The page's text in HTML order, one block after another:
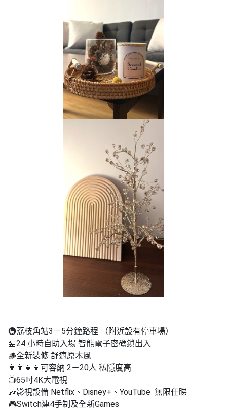
🚇荔枝角站3－5分鐘路程 （附近設有停車場）
🏪24 小時自助入場 智能電子密碼鎖出入
🪵全新裝修 舒適原木風
👨‍👩‍👧‍👦可容納 2－20人 私隱度高
📺65吋4K大電視
🎶影視設備 Netflix、Disney+、YouTube 無限任睇
🎮Switch連4手制及全新Games